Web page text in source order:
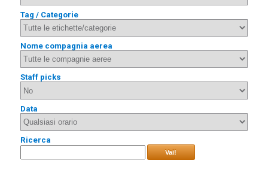
Tag / Categorie
Nome compagnia aerea
Staff picks
Data
Ricerca
Vai!